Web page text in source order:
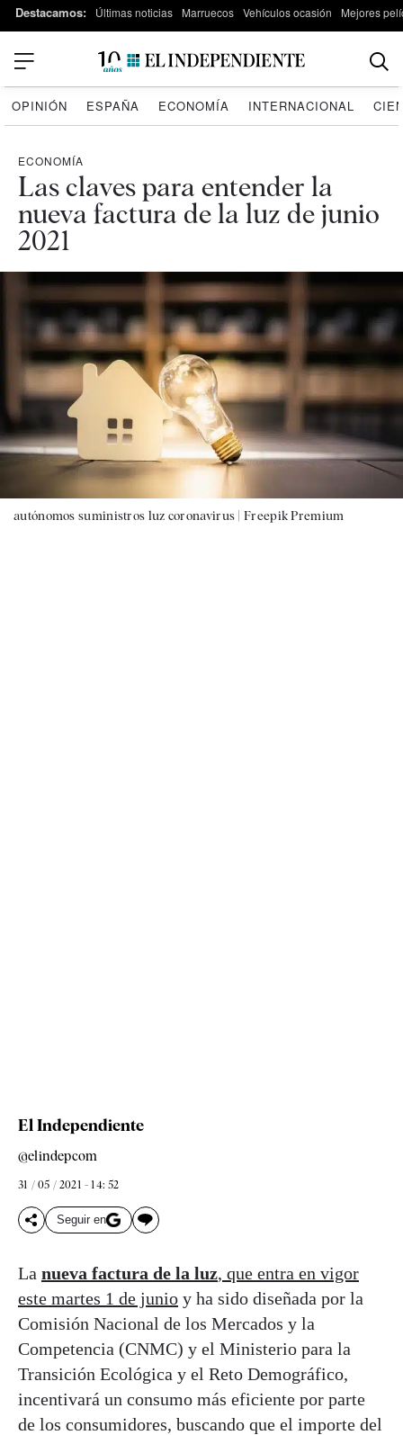
Destacamos: Últimas noticias Marruecos Vehículos ocasión Mejores
OPINIÓN ESPAÑA ECONOMÍA INTERNACIONAL
ECONOMÍA
Las claves para entender la
nueva factura de la luz de junio
2021
autónomos suministros luz coronavirus |Freepik Premium
El Independiente
@elindepcom
31 / 05 / 2021 - 14: 52
Seguir en
La nueva factura de la luz, que entra en vigor
este martes 1 de junio y ha sido diseñada por la
Comisión Nacional de los Mercados y la
Competencia (CNMC) y el Ministerio para la
Transición Ecológica y el Reto Demográfico,
incentivará un consumo más eficiente por parte
de los consumidores, buscando que el importe del